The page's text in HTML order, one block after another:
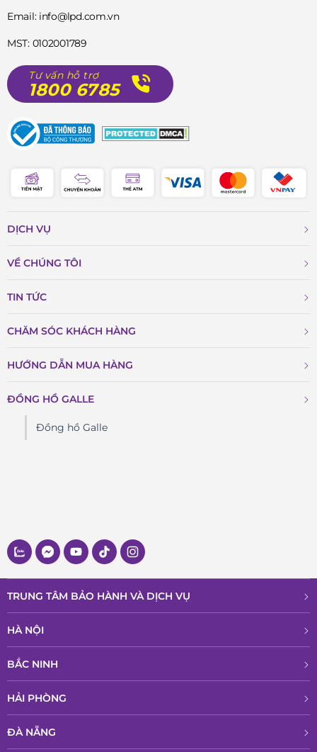
Email: info@lpd.com.vn
MST: 0102001789
Tư vấn hỗ trợ
1800 6785
DỊCH VỤ
VỀ CHÚNG TÔI
TIN TỨC
CHĂM SÓC KHÁCH HÀNG
HƯỚNG DẪN MUA HÀNG
ĐỒNG HỒ GALLE
Đồng hồ Galle
TRUNG TÂM BẢO HÀNH VÀ DỊCH VỤ
HÀ NỘI
BẮC NINH
HẢI PHÒNG
ĐÀ NẴNG